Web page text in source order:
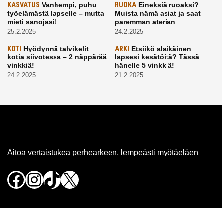
KASVATUS Vanhempi, puhu
työelämästä lapselle – mutta
mieti sanojasi!
25.2.2025
RUOKAEineksiä ruoaksi?
Muista nämä asiat ja saat
paremman aterian
24.2.2025
KOTI Hyödynnä talvikelit
kotia siivotessa – 2 näppärää
vinkkiä!
24.2.2025
ARKI Etsiikö alaikäinen
lapsesi kesätöitä? Tässä
hänelle 5 vinkkiä!
21.2.2025
Aitoa vertaistukea perhearkeen, lempeästi myötäeläen
Facebook
Instagram
TikTok
X